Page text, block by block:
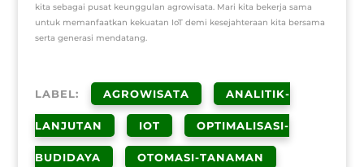
kita sebagai pusat keunggulan agrowisata. Mari kita bekerja sama
untuk memanfaatkan kekuatan IoT demi kesejahteraan kita bersama
serta generasi mendatang.
LABEL: AGROWISATA ANALITIK-
LANJUTAN IOT OPTIMALISASI-
BUDIDAYA OTOMASI-TANAMAN